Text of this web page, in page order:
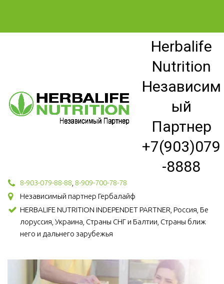
Herbalife
Nutrition
Независим
ый
Партнер
+7(903)079
-8888
8-903-079-88-88 8-909-700-78-78
Независимый партнер Гербалайф
HERBALIFE NUTRITION INDEPENDET PARTNER, Россия, Бе
лоруссия, Украина, Страны СНГ и Балтии, Страны ближ
него и дальнего зарубежья